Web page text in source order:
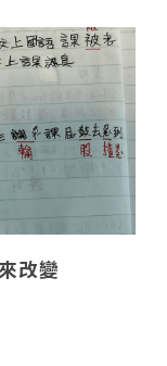
改變